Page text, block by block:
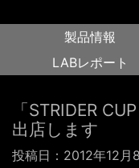
製品情報
LABレポート
「STRIDER
出店します
投稿日： 2012年12月